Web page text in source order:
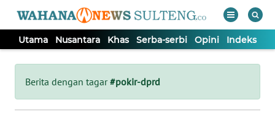
Utama Nusantara Khas Serba-serbi Opini Indeks
Berita dengan tagar#pokir-dprd
Tutup
UTAMA